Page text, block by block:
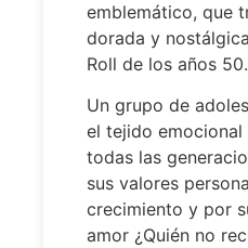
emblemático, que
dorada y
Roll de los años 50.
Un grupo de
el tejido
todas las
sus valores
crecimiento y por
amor ¿Quién no